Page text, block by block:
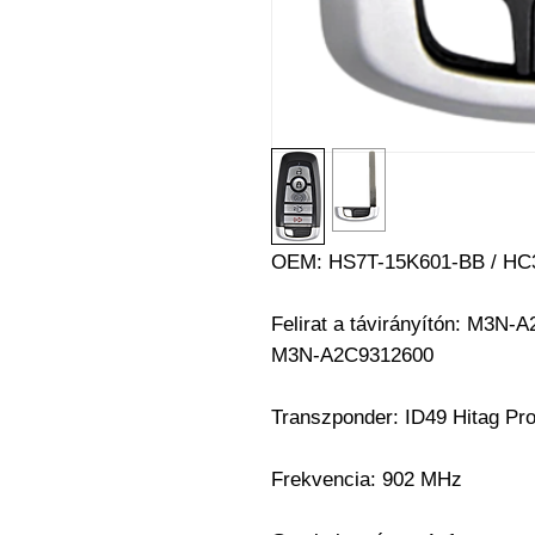
OEM: HS7T-15K601-BB /
Felirat a távirányítón: M3N-
M3N-A2C9312600
Transzponder: ID49 Hitag
Frekvencia: 902 MHz